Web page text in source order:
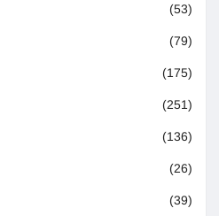
(53)
(79)
(175)
(251)
(136)
(26)
(39)